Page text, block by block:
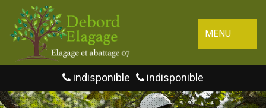
MENU
indisponible indisponible